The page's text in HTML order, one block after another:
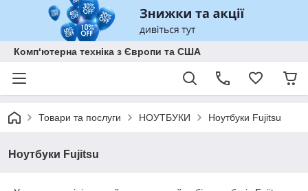
Комп‘ютерна техніка з Європи та США
Товари та послуги НОУТБУКИ Ноутбуки Fujitsu
Ноутбуки Fujitsu